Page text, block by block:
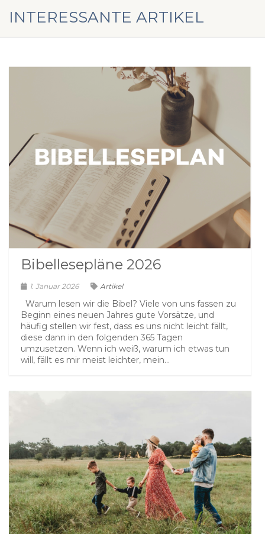
INTERESSANTE ARTIKEL
Bibellesepläne 2026
1. Januar 2026 Artikel
Warum lesen wir die Bibel? Viele von uns fassen zu
Beginn eines neuen Jahres gute Vorsätze, und
häufig stellen wir fest, dass es uns nicht leicht fällt,
diese dann in den folgenden 365 Tagen
umzusetzen. Wenn ich weiß, warum ich etwas tun
will, fällt es mir meist leichter, mein...